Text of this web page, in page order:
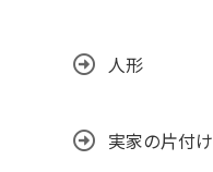
人形
実家の片付け